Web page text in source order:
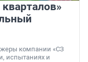
компании «СЗ
испытаниях и